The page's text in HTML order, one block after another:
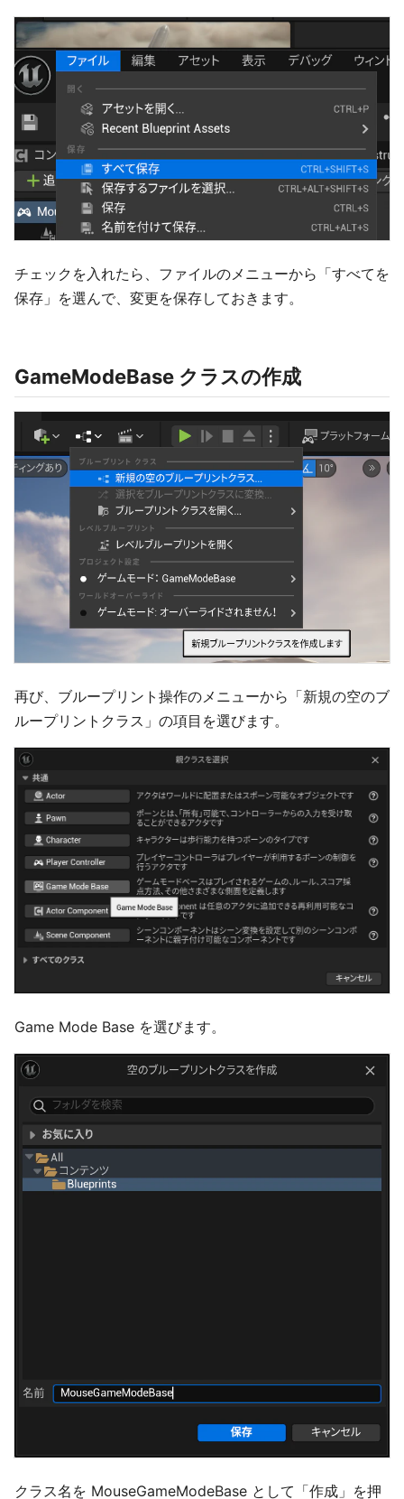
チェックを入れたら、ファイルのメニューから「すべてを
保存」を選んで、変更を保存しておきます。
GameModeBase クラスの作成
再び、ブループリント操作のメニューから「新規の空のブ
ループリントクラス」の項目を選びます。
Game Mode Base を選びます。
クラス名を MouseGameModeBase として「作成」を押